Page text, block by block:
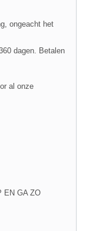
ongeacht het
dagen. Betalen
al onze
EN GA ZO